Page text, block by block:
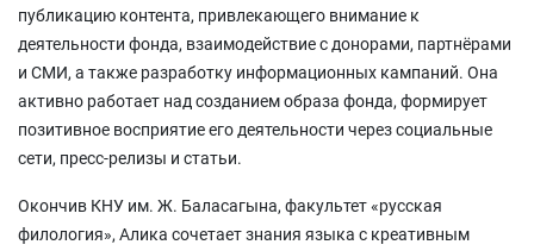
публикацию контента, привлекающего внимание к
деятельности фонда, взаимодействие с донорами, партнёрами
и СМИ, а также разработку информационных кампаний. Она
активно работает над созданием образа фонда, формирует
позитивное восприятие его деятельности через социальные
сети, пресс-релизы и статьи.
Окончив КНУ им. Ж. Баласагына, факультет «русская
филология», Алика сочетает знания языка с креативным